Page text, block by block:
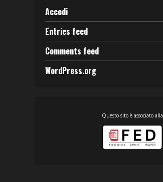
Accedi
Entries feed
Comments feed
WordPress.org
Questo sito è associato alla